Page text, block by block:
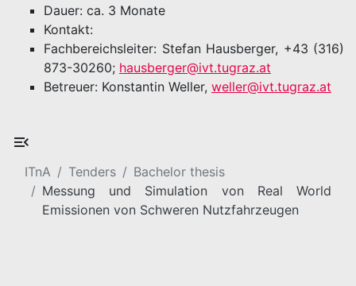
Dauer: ca. 3 Monate
Kontakt:
Fachbereichsleiter: Stefan Hausberger, +43 (316)
873-30260; hausberger@ivt.tugraz.at
Betreuer: Konstantin Weller, weller@ivt.tugraz.at
ITnA Tenders
Bachelor thesis
Messung und Simulation von Real World
Emissionen von Schweren Nutzfahrzeugen